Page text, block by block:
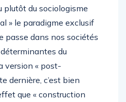
plutôt du sociologisme
» le paradigme exclusif
passe dans nos sociétés
du
version « post-
dernière, c’est bien
que « construction